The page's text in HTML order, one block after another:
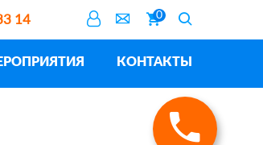
14 0
КОНТАКТЫ